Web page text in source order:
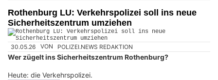
Rothenburg LU: Verkehrspolizei soll ins neue
Sicherheitszentrum umziehen
30.05.26 VON POLIZEI.NEWS REDAKTION
Wer zügelt ins Sicherheitszentrum Rothenburg?
Heute: die Verkehrspolizei.